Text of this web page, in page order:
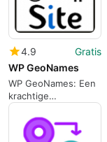
4.9
Gratis
WP GeoNames
WP GeoNames: Een
krachtige
WordPress-plugin
voor geolocatie